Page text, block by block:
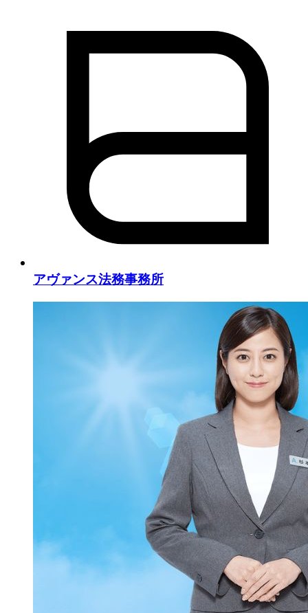
アヴァンス法務事務所